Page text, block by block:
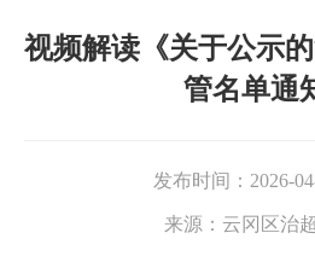
视频解读《关于公示
管名单通
发布时间： 2026-
来源： 云冈区治